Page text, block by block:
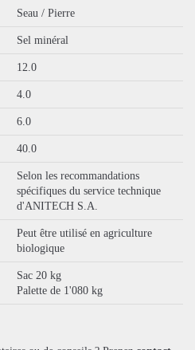
Seau / Pierre
Sel minéral
12.0
4.0
6.0
40.0
Selon les recommandations
spécifiques du service technique
d'ANITECH S.A.
Peut être utilisé en agriculture
biologique
Sac 20 kg
Palette de 1'080 kg